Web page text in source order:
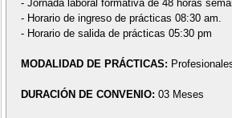
- Jornada laboral formativa de 48 horas
- Horario de ingreso de prácticas 08:30 am.
- Horario de salida de prácticas 05:30 pm
MODALIDAD DE PRÁCTICAS:
DURACIÓN DE CONVENIO: 03 Meses